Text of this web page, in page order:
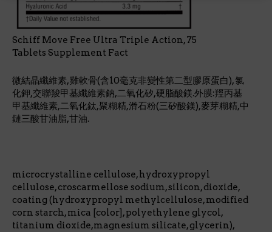
Schiff Move Free Ultra Triple Action, 75
Tablets Supplement Fact
微結晶纖維素, 雞軟骨(含10毫克非變性第二型膠原蛋白), 氯
化鉀,交聯羧甲基纖維素鈉,二氧化矽,硬脂酸鎂.外膜:羥丙基
甲基纖維素,二氧化鈦,聚糊精,滑石粉(三矽酸鎂),麥芽糊精,中
鏈三酸甘油脂,甘油.
microcrystalline cellulose, hydroxypropyl
cellulose, croscarmellose sodium, silicon, dioxide,
coating (hydroxypropyl methylcellulose, modified
corn starch, mica [color], polyethylene glycol,
titanium dioxide,magnesium silicate, glycerin),